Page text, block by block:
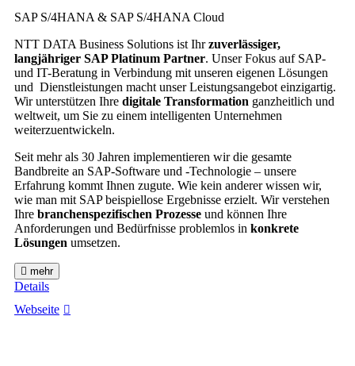
SAP S/4HANA & SAP S/4HANA Cloud
NTT DATA Business Solutions ist Ihrzuverlässiger,
langjähriger SAP Platinum Partner. Unser Fokus auf SAP-
und IT-Beratung in Verbindung mit unseren eigenen Lösungen
und Dienstleistungen macht unser Leistungsangebot einzigartig.
Wir unterstützen Ihre digitale Transformation ganzheitlich und
weltweit, um Sie zu einem intelligenten Unternehmen
weiterzuentwickeln.
Seit mehr als 30 Jahren implementieren wir die gesamte
Bandbreite an SAP-Software und -Technologie – unsere
Erfahrung kommt Ihnen zugute. Wie kein anderer wissen wir,
wie man mit SAP beispiellose Ergebnisse erzielt. Wir verstehen
Ihre branchenspezifischen Prozesse und können Ihre
Anforderungen und Bedürfnisse problemlos in konkrete
Lösungen umsetzen.
mehr
Details
Webseite